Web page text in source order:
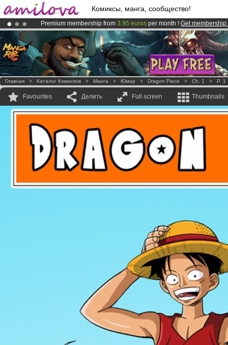
Комиксы, манга, сообщество!
Premium membership from 3.95 euros per month ! Get membership
Already 100000membersand 1000comics & mangas!.
AmilovaKickstarter is now LIVE!.
Главная > Каталог Комисков > Манга > Юмор > Dragon Piece > Ch. 1 > P. 1
Favourites Делить Full screen Thumbnails